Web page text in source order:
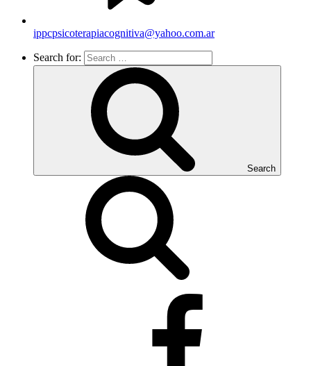
ippcpsicoterapiacognitiva@yahoo.com.ar
Search for:
Search